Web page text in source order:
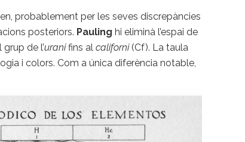
probablement per les seves discrepàncies
posteriors. Pauling hi eliminà l’espai de
de l’uranifins al californi(Cf). La taula
i colors. Com a única diferència notable,